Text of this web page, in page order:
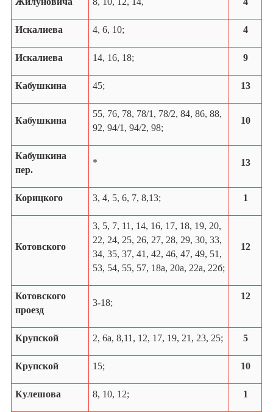
Искалиева 4, 6, 10; 4
Искалиева 14, 16, 18; 9
Кабушкина 45; 13
Кабушкина
55, 76, 78, 78/1, 78/2, 84, 86, 88,
92, 94/1, 94/2, 98;
10
Кабушкина
пер.
* 13
Корицкого 3, 4, 5, 6, 7, 8,13; 1
Котовского
3, 5, 7, 11, 14, 16, 17, 18, 19, 20,
22, 24, 25, 26, 27, 28, 29, 30, 33,
34, 35, 37, 41, 42, 46, 47, 49, 51,
53, 54, 55, 57, 18а, 20а, 22а, 22б;
12
Котовского
проезд
3-18;
12
Крупской 2, 6а, 8,11, 12, 17, 19, 21, 23, 25; 5
Крупской 15; 10
Кулешова 8, 10, 12; 1